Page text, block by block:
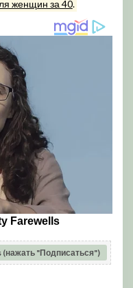
женщин за 40.
(нажать "Подписаться")